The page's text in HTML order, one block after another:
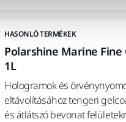
HASONLÓ TERMÉKEK
Polarshine Marine Fine
1L
Hologramok és
eltávolításához tengeri
és átlátszó bevonat